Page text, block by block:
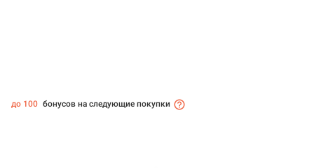
до 100 бонусов на следующие покупки